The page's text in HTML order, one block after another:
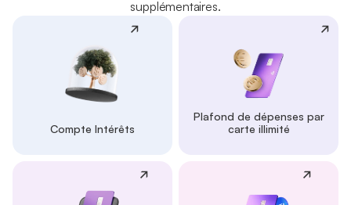
supplémentaires.
Compte Intérêts
Plafond de dépenses par
carte illimité